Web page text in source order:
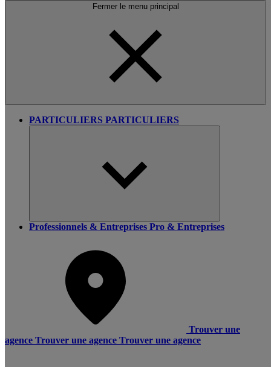
Fermer le menu principal
PARTICULIERS PARTICULIERS
Professionnels & Entreprises Pro & Entreprises
Trouver une
agence Trouver une agence Trouver une agence